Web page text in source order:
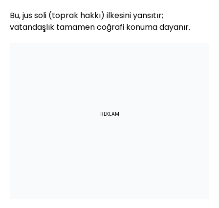
Bu, jus soli (toprak hakkı) ilkesini yansıtır;
vatandaşlık tamamen coğrafi konuma dayanır.
REKLAM